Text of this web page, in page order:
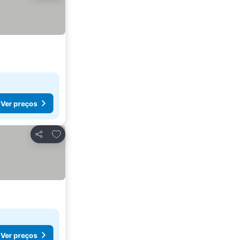
Ver preços
Partilhar
Adicionar aos favoritos
Ver preços